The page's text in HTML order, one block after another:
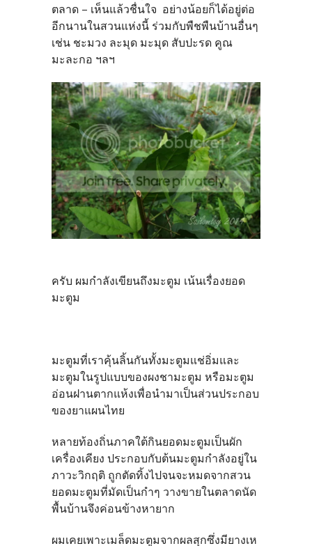
ตลาด – เห็นแล้วชื่นใจ อย่างน้อยก็ได้อยู่ต่อ
อีกนานในสวนแห่งนี้ ร่วมกับพืชพืนบ้านอื่นๆ
เช่น ชะมวง ละมุด มะมุด สับปะรด คูณ
มะละกอ ฯลฯ
ครับ ผมกำลังเขียนถึงมะตูม เน้นเรื่องยอด
มะตูม
มะตูมที่เราคุ้นลิ้นกันทั้งมะตูมแช่อิ่มและ
มะตูมในรูปแบบของผงชามะตูม หรือมะตูม
อ่อนฝานตากแห้งเพื่อนำมาเป็นส่วนประกอบ
ของยาแผนไทย
หลายท้องถิ่นภาคใต้กินยอดมะตูมเป็นผัก
เครื่องเคียง ประกอบกับต้นมะตูมกำลังอยู่ใน
ภาวะวิกฤติ ถูกตัดทิ้งไปจนจะหมดจากสวน
ยอดมะตูมที่มัดเป็นกำๆ วางขายในตลาดนัด
พื้นบ้านจึงค่อนข้างหายาก
ผมเคยเพาะเมล็ดมะตูมจากผลสุกซึ่งมียางเห